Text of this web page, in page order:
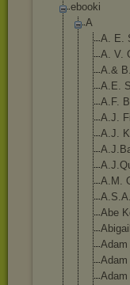
ebooki
A
A. E.
A. V.
A.&
A.E.
A.F.
A.J.
A.J.
A.M.
Abe
Adam
Adam